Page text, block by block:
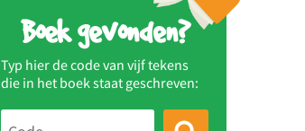
Boek gevonden?
Typ hier de code van vijf tekens
die in het boek staat geschreven: